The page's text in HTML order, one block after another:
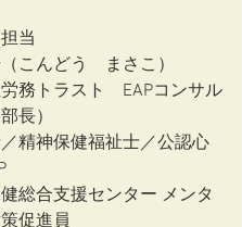
当
こんどう　まさこ）
労務トラスト　EAPコンサル
長）
精神保健福祉士／公認心
総合支援センター メンタ
促進員